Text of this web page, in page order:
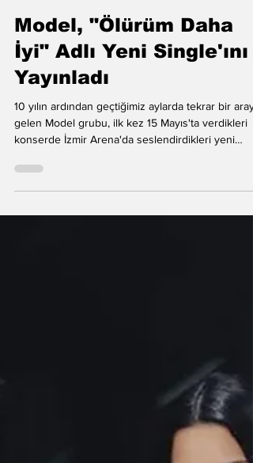
Aydasu Bekçi
17 Tem
Model, "Ölürüm Daha
İyi" Adlı Yeni Single'ını
Yayınladı
gelen Model grubu, ilk kez 15 Mayıs'ta verdikleri
konserde İzmir Arena'da seslendirdikleri yeni